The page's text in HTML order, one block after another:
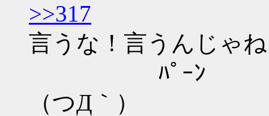
>>317
言うな！言うんじゃ
ﾊﾟｰﾝ
（つД｀）